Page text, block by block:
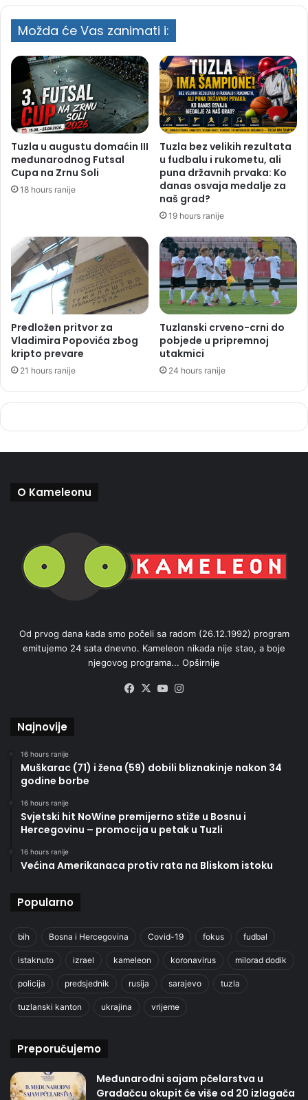
Možda će Vas zanimati i:
Tuzla u augustu domaćin III
međunarodnog Futsal
Cupa na Zrnu Soli
18 hours ranije
Tuzla bez velikih rezultata
u fudbalu i rukometu, ali
puna državnih prvaka: Ko
danas osvaja medalje za
naš grad?
19 hours ranije
Predložen pritvor za
Vladimira Popovića zbog
kripto prevare
21 hours ranije
Tuzlanski crveno-crni do
pobjede u pripremnoj
utakmici
24 hours ranije
O Kameleonu
Od prvog dana kada smo počeli sa radom (26.12.1992) program
emitujemo 24 sata dnevno. Kameleon nikada nije stao, a boje
njegovog programa... Opširnije
Facebook
X YouTube
Najnovije
16 hours ranije
Muškarac (71) i žena (59) dobili bliznakinje nakon 34
godine borbe
16 hours ranije
Svjetski hit NoWine premijerno stiže u Bosnu i
Hercegovinu – promocija u petak u Tuzli
16 hours ranije
Većina Amerikanaca protiv rata na Bliskom istoku
Popularno
bih Bosna i Hercegovina Covid-19 fokus fudbal
istaknuto izrael kameleon koronavirus milorad dodik
policija predsjednik rusija sarajevo tuzla
tuzlanski kanton ukrajina vrijeme
Preporučujemo
Međunarodni sajam pčelarstva u
Gradačcu okupit će više od 20 izlagača